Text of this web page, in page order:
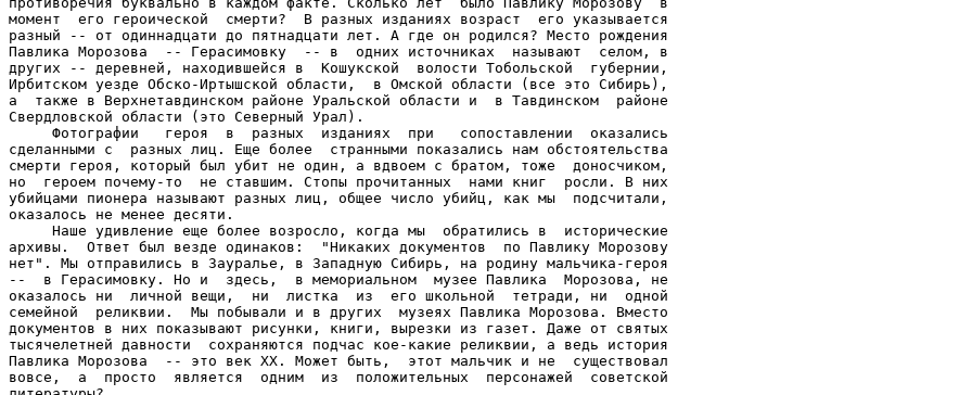
момент  его героической  смерти?  В разных изданиях возраст  его указывается
разный -- от одиннадцати до пятнадцати лет. А где он родился? Место рождения
Павлика Морозова  -- Герасимовку  -- в  одних источниках  называют  селом, в
других -- деревней, находившейся в  Кошукской  волости Тобольской  губернии,
Ирбитском уезде Обско-Иртышской области,  в Омской области (все это Сибирь),
а  также в Верхнетавдинском районе Уральской области и  в Тавдинском  районе
Свердловской области (это Северный Урал).
     Фотографии   героя  в  разных  изданиях  при   сопоставлении  оказались
сделанными с  разных лиц. Еще более  странными показались нам обстоятельства
смерти героя, который был убит не один, а вдвоем с братом, тоже  доносчиком,
но  героем почему-то  не ставшим. Стопы прочитанных  нами книг  росли. В них
убийцами пионера называют разных лиц, общее число убийц, как мы  подсчитали,
оказалось не менее десяти.
     Наше удивление еще более возросло, когда мы  обратились в  исторические
архивы.  Ответ был везде одинаков:  "Никаких документов  по Павлику Морозову
нет". Мы отправились в Зауралье, в Западную Сибирь, на родину мальчика-героя
--  в Герасимовку. Но и  здесь,  в мемориальном  музее Павлика  Морозова, не
оказалось ни  личной вещи,  ни  листка  из  его школьной  тетради, ни  одной
семейной  реликвии.  Мы побывали и в других  музеях Павлика Морозова. Вместо
документов в них показывают рисунки, книги, вырезки из газет. Даже от святых
тысячелетней давности  сохраняются подчас кое-какие реликвии, а ведь история
Павлика Морозова  -- это век ХХ. Может быть,  этот мальчик и не  существовал
вовсе,  а  просто  является  одним  из  положительных  персонажей  советской